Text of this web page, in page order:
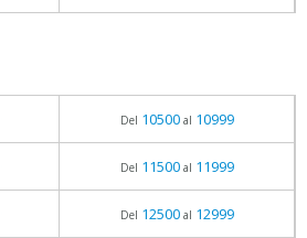
Del 10500al 10999
Del 11500al 11999
Del 12500al 12999